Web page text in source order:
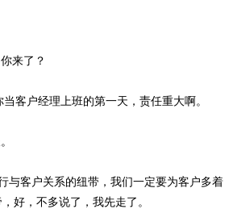
来了？
客户经理上班的第一天，责任重大啊。
与客户关系的纽带，我们一定要为客户多着
好，不多说了，我先走了。